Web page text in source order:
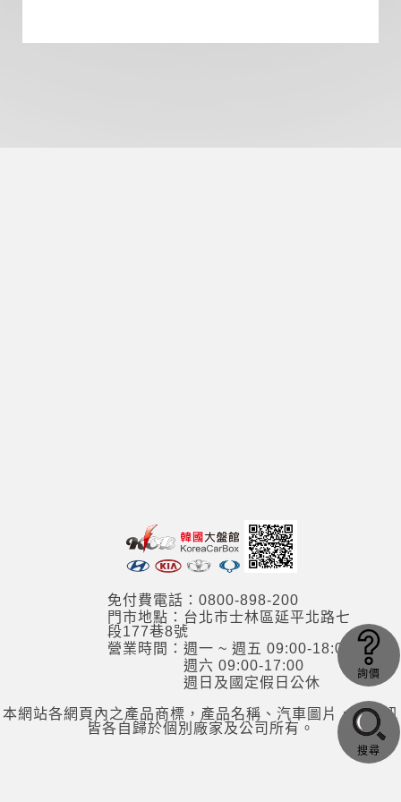
免付費電話：0800-898-200
門市地點：台北市士林區延平北路七
段177巷8號
營業時間：週一 ~ 週五 09:00-18:00
週六 09:00-17:00
週日及國定假日公休
本網站各網頁內之產品商標，產品名稱、汽車圖片，其資訊
皆各自歸於個別廠家及公司所有。
詢價
搜尋